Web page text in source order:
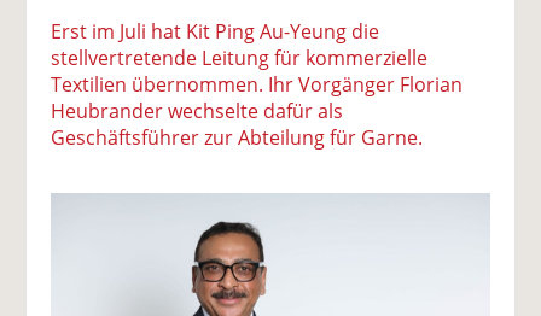
Erst im Juli hat Kit Ping Au-Yeung die
stellvertretende Leitung für kommerzielle
Textilien übernommen. Ihr Vorgänger Florian
Heubrander wechselte dafür als
Geschäftsführer zur Abteilung für Garne.